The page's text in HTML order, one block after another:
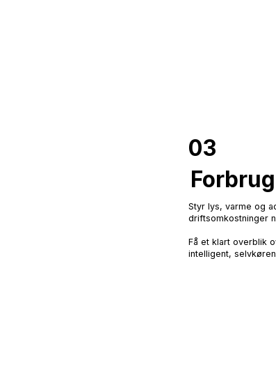
03
Styr lys, varme og
driftsomkostninger
Få et klart overblik
intelligent,